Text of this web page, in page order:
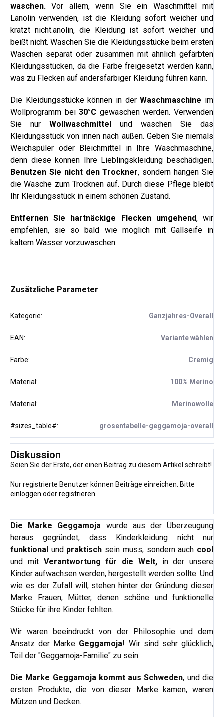
waschen. Vor allem, wenn Sie ein Waschmittel mit
Lanolin verwenden, ist die Kleidung sofort weicher und
kratzt nicht.anolin, die Kleidung ist sofort weicher und
beißt nicht. Waschen Sie die Kleidungsstücke beim ersten
Waschen separat oder zusammen mit ähnlich gefärbten
Kleidungsstücken, da die Farbe freigesetzt werden kann,
was zu Flecken auf andersfarbiger Kleidung führen kann.
Die Kleidungsstücke können in derWaschmaschine im
Wollprogramm bei30°C gewaschen werden. Verwenden
Sie nur Wollwaschmittel und waschen Sie das
Kleidungsstück von innen nach außen. Geben Sie niemals
Weichspüler oder Bleichmittel in Ihre Waschmaschine,
denn diese können Ihre Lieblingskleidung beschädigen.
Benutzen Sie nicht den Trockner, sondern hängen Sie
die Wäsche zum Trocknen auf. Durch diese Pflege bleibt
Ihr Kleidungsstück in einem schönen Zustand.
Entfernen Sie hartnäckige Flecken umgehend, wir
empfehlen, sie so bald wie möglich mit Gallseife in
kaltem Wasser vorzuwaschen.
Zusätzliche Parameter
Kategorie: Ganzjahres-Overall
EAN: Variante wählen
Farbe: Cremig
Material : 100% Merino
Material : Merinowolle
#sizes_table#: grosentabelle-geggamoja-overall
Diskussion
Seien Sie der Erste, der einen Beitrag zu diesem Artikel schreibt!
Nur registrierte Benutzer können Beiträge einreichen. Bitte
einloggen oderregistrieren
Die Marke Geggamoja wurde aus der Überzeugung
heraus gegründet, dass Kinderkleidung nicht nur
funktional und praktisch sein muss, sondern auch cool
und mitVerantwortung für die Welt,in der unsere
Kinder aufwachsen werden, hergestellt werden sollte. Und
wie es der Zufall will, stehen hinter der Gründung dieser
Marke Frauen, Mütter, denen schöne und funktionelle
Stücke für ihre Kinder fehlten.
Wir waren beeindruckt von der Philosophie und dem
Ansatz der Marke Geggamoja! Wir sind sehr glücklich,
Teil der "Geggamoja-Familie" zu sein.
Die Marke Geggamoja kommt aus Schweden, und die
ersten Produkte, die von dieser Marke kamen, waren
Mützen und Decken.